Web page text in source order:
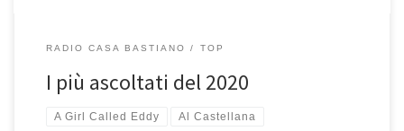
RADIO CASA BASTIANO TOP
I più ascoltati del 2020
A Girl Called Eddy Al Castellana